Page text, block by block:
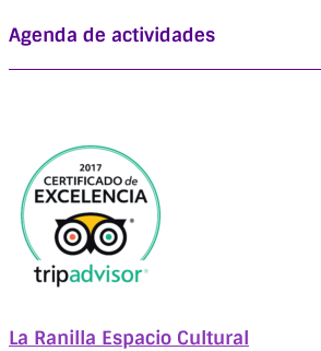
Agenda de actividades
La Ranilla Espacio Cultural